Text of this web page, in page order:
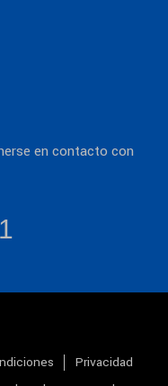
en contacto con
Privacidad